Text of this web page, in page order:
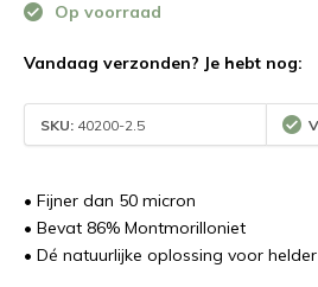
Op voorraad
Vandaag verzonden? Je hebt nog:
SKU: 40200-2.5
• Fijner dan 50 micron
• Bevat 86% Montmorilloniet
• Dé natuurlijke oplossing voor